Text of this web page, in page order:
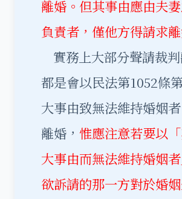
離婚。但其事由應由夫
負責者，僅他方得請求離
實務上大部分聲請裁
都是會以民法第1052條
大事由致無法維持婚姻
離婚， 惟應注意若要以
大事由而無法維持婚姻
欲訴請的那一方對於婚